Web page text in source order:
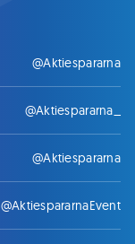
@Aktiespararna
@Aktiespararna_
@Aktiespararna
@AktiespararnaEvent